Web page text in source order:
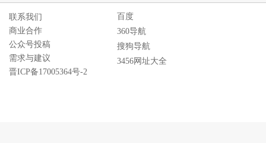
联系我们
商业合作
公众号投稿
需求与建议
晋ICP备17005364号-2
百度
360导航
搜狗导航
3456网址大全